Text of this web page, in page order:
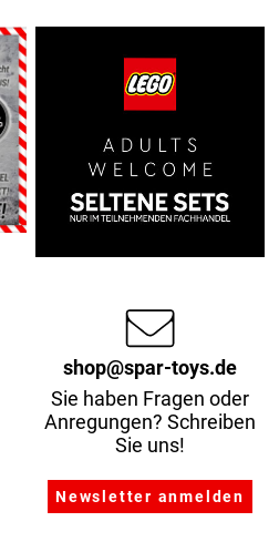
shop@spar-toys.de
Sie haben Fragen oder
Anregungen? Schreiben
Sie uns!